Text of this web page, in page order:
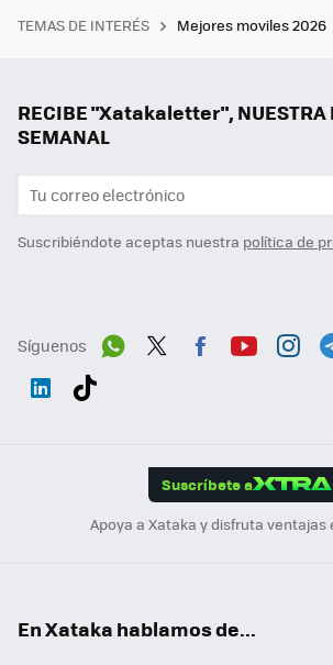
TEMAS DE INTERÉS Mejores moviles 2026
RECIBE "Xatakaletter", NUESTRA
SEMANAL
Suscribiéndote aceptas nuestra política de
Síguenos
Suscríbete a
Apoya a Xataka y disfruta ventajas
En Xataka hablamos de...